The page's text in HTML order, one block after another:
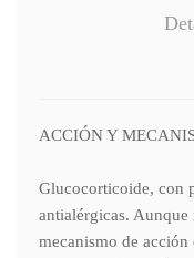
ACCIÓN Y
Glucocorticoide, con
antialérgicas.
mecanismo de